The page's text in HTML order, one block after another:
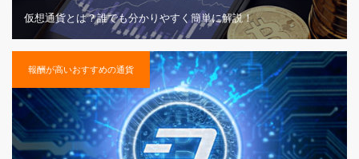
仮想通貨とは？誰でも分かりやすく簡単に解説！
報酬が高いおすすめの通貨